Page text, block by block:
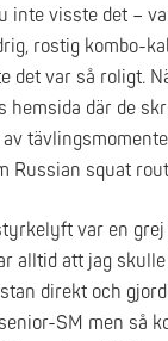
inte visste det –
rostig kombo-
det var så roligt.
hemsida där de
Russian squat
var en
alltid att jag
direkt och
SM men så